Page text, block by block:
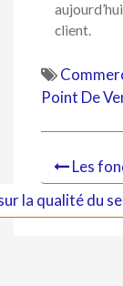
client.
Point De
Les
la qualité du